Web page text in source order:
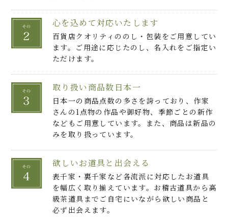
心を込めて対応いたします
百貨店クオリティののし・包装をご用意してい
ます。ご用途に応じたのし、名入れをご指定い
ただけます。
取り扱い商品数日本一
日本一の商品点数の多さを誇っており、作家
さんの1点物の作品や御好物、季節ごとの新作
などもご用意しています。また、商品は新品の
みを取り扱っています。
欲しいお道具と出会える
表千家・裏千家など各流派に対応したお道具
を幅広く取り揃えています。お稽古道具から高
級茶道具までご自宅にいながら欲しい商品と
必ず出会えます。